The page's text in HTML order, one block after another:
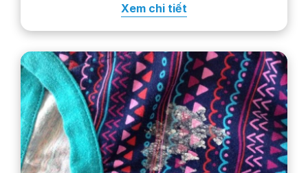
trên nhãn chăm sóc. Thực hiện…
Xem chi tiết